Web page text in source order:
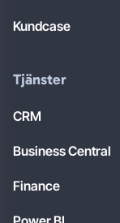
Kundcase
Tjänster
CRM
Business Central
Finance